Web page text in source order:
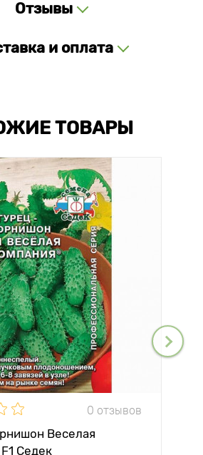
Отзывы
и оплата
ТОВАРЫ
0 отзывов
Веселая
Седек